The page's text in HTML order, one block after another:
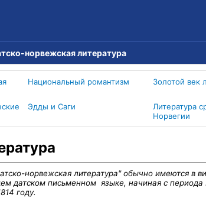
норвежская литература
Национальный романтизм Золотой век
Эдды и Саги
Литература
Норвегии
норвежская литература" обычно имеются в
датском письменном языке, начиная с
году.